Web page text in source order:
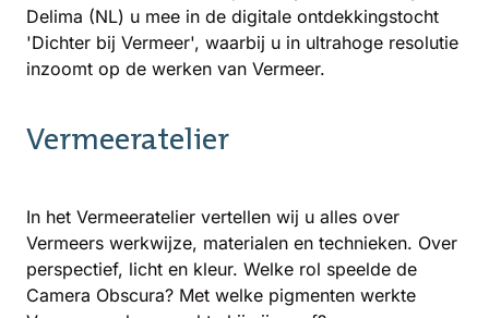
Delima (NL) u mee in de digitale ontdekkingstocht
'Dichter bij Vermeer', waarbij u in ultrahoge resolutie
inzoomt op de werken van Vermeer.
Vermeeratelier
In het Vermeeratelier vertellen wij u alles over
Vermeers werkwijze, materialen en technieken. Over
perspectief, licht en kleur. Welke rol speelde de
Camera Obscura? Met welke pigmenten werkte